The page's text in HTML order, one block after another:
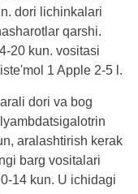
dori lichinkalari
qarshi.
20 kun. vositasi
1 Apple 2-5 l.
dori va bog
aralashtirish kerak
barg vositalari
14 kun. U ichidagi